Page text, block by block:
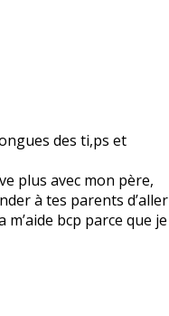
des ti,ps et
plus avec mon père,
à tes parents d’aller
bcp parce que je